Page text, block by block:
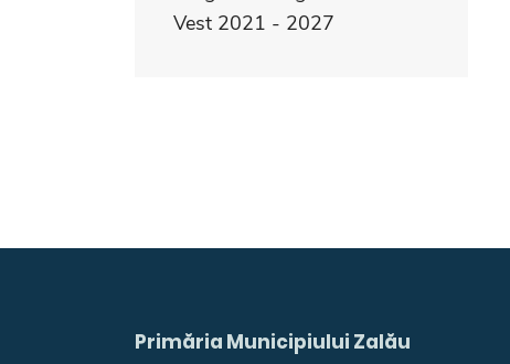
Vest 2021 - 2027
Primăria Municipiului Zalău